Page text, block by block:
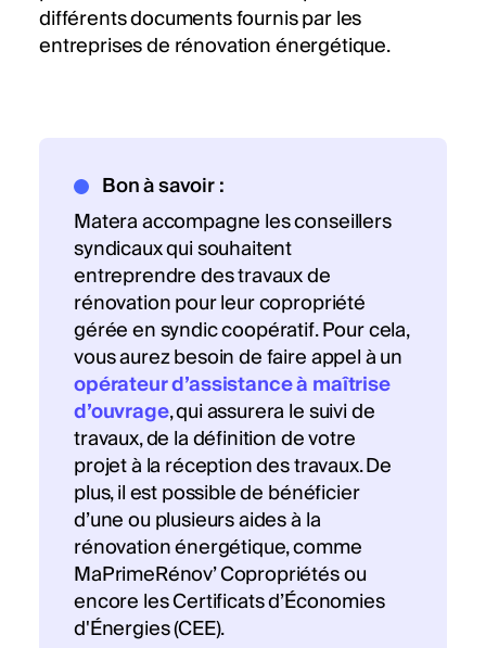
différents documents fournis par les
entreprises de rénovation énergétique.
Bon à savoir :
Matera accompagne les conseillers
syndicaux qui souhaitent
entreprendre des travaux de
rénovation pour leur copropriété
gérée en syndic coopératif. Pour cela,
vous aurez besoin de faire appel à un
opérateur d’assistance à maîtrise
d’ouvrage, qui assurera le suivi de
travaux, de la définition de votre
projet à la réception des travaux. De
plus, il est possible de bénéficier
d’une ou plusieurs aides à la
rénovation énergétique, comme
MaPrimeRénov’ Copropriétés ou
encore les Certificats d’Économies
d'Énergies (CEE).